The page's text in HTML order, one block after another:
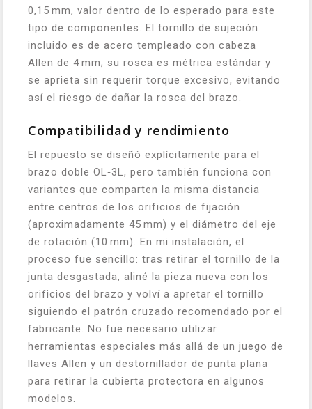
0,15 mm, valor dentro de lo esperado para este
tipo de componentes. El tornillo de sujeción
incluido es de acero templeado con cabeza
Allen de 4 mm; su rosca es métrica estándar y
se aprieta sin requerir torque excesivo, evitando
así el riesgo de dañar la rosca del brazo.
Compatibilidad y rendimiento
El repuesto se diseñó explícitamente para el
brazo doble OL‑3L, pero también funciona con
variantes que comparten la misma distancia
entre centros de los orificios de fijación
(aproximadamente 45 mm) y el diámetro del eje
de rotación (10 mm). En mi instalación, el
proceso fue sencillo: tras retirar el tornillo de la
junta desgastada, aliné la pieza nueva con los
orificios del brazo y volví a apretar el tornillo
siguiendo el patrón cruzado recomendado por el
fabricante. No fue necesario utilizar
herramientas especiales más allá de un juego de
llaves Allen y un destornillador de punta plana
para retirar la cubierta protectora en algunos
modelos.